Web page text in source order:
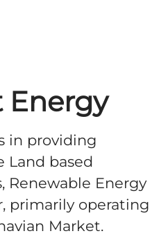
in providing
Land based
Renewable Energy
primarily operating
Market.